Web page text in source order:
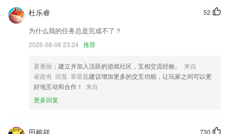
2.·界面美观简洁，颜色清新，操作简单。
3.多种公司介绍信息板块，主页给2265用户提供了公司简介、发展历程以
及公司规划等内容；
4.涵盖了建工类、医药类、学历类、教师类、财经类等多个学历及工作资
5.考试结束后，软件自动改卷，一秒完成，无需等待。
6.自选教练、自由支配练车时间
澳门广东会入口更新了什么?
52
杜乐睿
为什么我的任务总是完成不了？
2026-08-06 23:24 推荐
夏雁丽 ：建立并加入活跃的游戏社区，互相交流经验。
来自
崔政有 回复 章星磊建议增加更多的交互功能，让玩家之间可以更
好地互动和合作！
来自
更多回复
730
田榕祥